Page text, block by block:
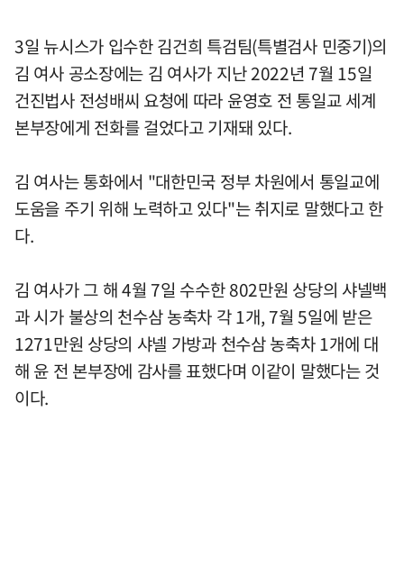
3일 뉴시스가 입수한 김건희 특검팀(특별검사 민중기)의
김 여사 공소장에는 김 여사가 지난 2022년 7월 15일
건진법사 전성배씨 요청에 따라 윤영호 전 통일교 세계
본부장에게 전화를 걸었다고 기재돼 있다.
김 여사는 통화에서 "대한민국 정부 차원에서 통일교에
도움을 주기 위해 노력하고 있다"는 취지로 말했다고 한
다.
김 여사가 그 해 4월 7일 수수한 802만원 상당의 샤넬백
과 시가 불상의 천수삼 농축차 각 1개, 7월 5일에 받은
1271만원 상당의 샤넬 가방과 천수삼 농축차 1개에 대
해 윤 전 본부장에 감사를 표했다며 이같이 말했다는 것
이다.